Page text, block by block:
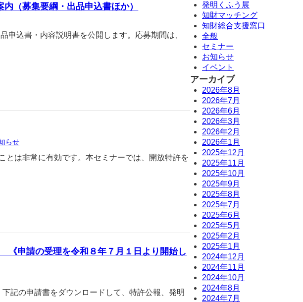
（募集要綱・出品申込書ほか）
申込書・内容説明書を公開します。応募期間は、
らせ
は非常に有効です。本セミナーでは、開放特許を
申請の受理を令和８年７月１日より開始し
記の申請書をダウンロードして、特許公報、発明
発明くふう展
知財マッチング
知財総合支援窓口
全般
セミナー
お知らせ
イベント
アーカイブ
2026年8月
2026年7月
2026年6月
2026年3月
2026年2月
2026年1月
2025年12月
2025年11月
2025年10月
2025年9月
2025年8月
2025年7月
2025年6月
2025年5月
2025年2月
2025年1月
2024年12月
2024年11月
2024年10月
2024年8月
2024年7月